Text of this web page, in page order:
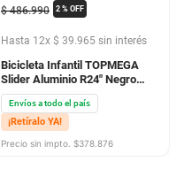
$ 486.990 2 % OFF
Hasta 12x $ 39.965 sin interés
Bicicleta Infantil TOPMEGA
Slider Aluminio R24" Negro
Rojo
Envíos a todo el país
¡Retíralo YA!
Precio sin impto. $378.876